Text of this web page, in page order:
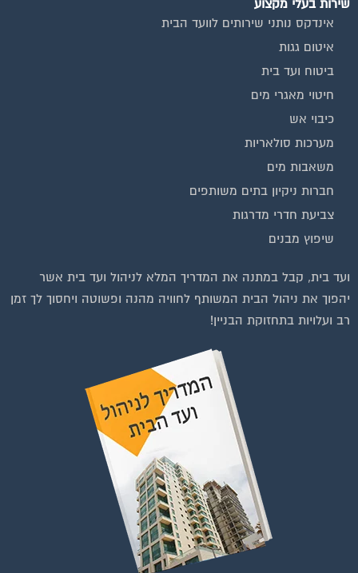
שירות בעלי מקצוע
אינדקס נותני שירותים לוועד הבית
איטום גגות
ביטוח ועד בית
חיטוי מאגרי מים
כיבוי אש
מערכות סולאריות
משאבות מים
חברות ניקיון בתים משותפים
צביעת חדרי מדרגות
שיפוץ מבנים
ועד בית, קבל במתנה את המדריך המלא לניהול ועד בית אשר
יהפוך את ניהול הבית המשותף לחוויה מהנה ופשוטה ויחסוך לך זמן
רב ועלויות בתחזוקת הבניין!
להצטרפות לחצו על התמונה או על הכפתור ושלחו בקשת הצטרפות בדף
הקבוצה
לחץ למעבר לקבוצה